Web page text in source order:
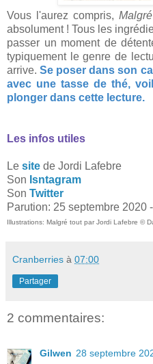
Vous l'aurez compris,
absolument ! Tous les
passer un moment de
typiquement le genre de
arrive.Se poser dans son
avec une tasse de thé,
plonger dans cette lecture.
Les infos utiles
Le site de Jordi Lafebre
Son Isntagram
Son Twitter
Parution: 25 septembre 2020
Illustrations: Malgré tout par Jordi Lafebre ©
Cranberries à 07:00
Partager
2 commentaires:
Gilwen 28 septembre